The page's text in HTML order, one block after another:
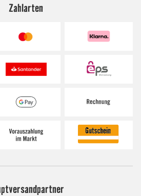
Zahlarten